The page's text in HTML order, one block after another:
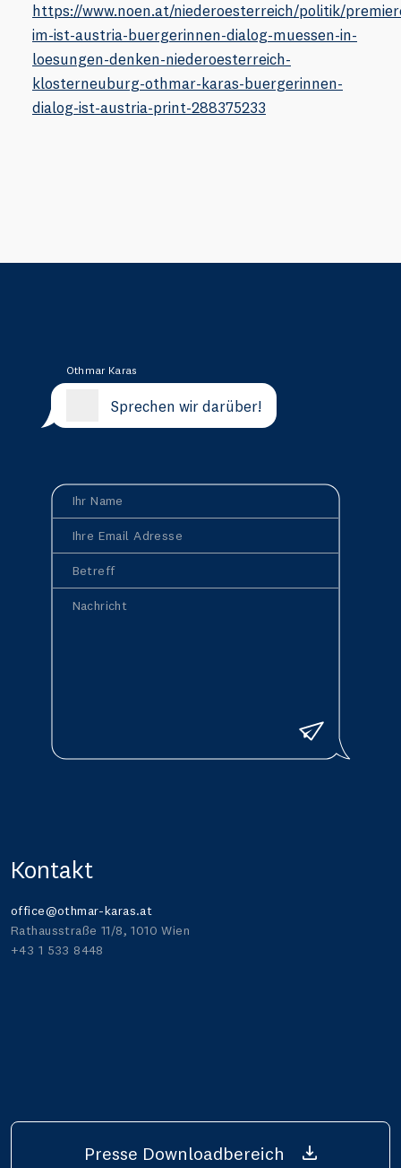
https://www.noen.at/niederoesterreich/politik/
im-ist-austria-buergerinnen-dialog-muessen-in-
loesungen-denken-niederoesterreich-
klosterneuburg-othmar-karas-buergerinnen-
dialog-ist-austria-print-288375233
Othmar Karas
Sprechen wir darüber!
Ihr Name
Ihre Email Adresse
Betreff
Nachricht
Senden
Kontakt
office@othmar-karas.at
Rathausstraße 11/8, 1010 Wien
+43 1 533 8448
Presse Downloadbereich